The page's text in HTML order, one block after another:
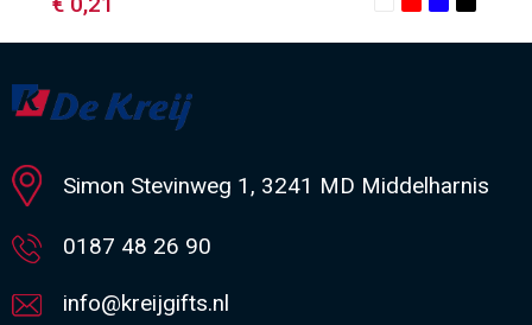
Minimale afname: 1
Simon Stevinweg 1, 3241 MD Middelharnis
0187 48 26 90
info@kreijgifts.nl